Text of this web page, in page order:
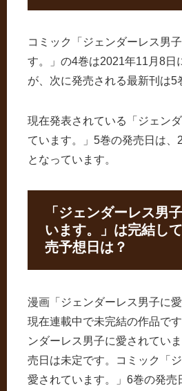
コミック「ジェンダーレス男
す。」の4巻は2021年11月8日
が、次に発売される最新刊は5
現在発表されている「ジェン
ています。」5巻の発売日は、
となっています。
「ジェンダーレス男
います。」は完結し
売予想日は？
漫画「ジェンダーレス男子に
現在連載中で未完結の作品で
ンダーレス男子に愛されてい
売日は未定です。コミック「
愛されています。」6巻の発売